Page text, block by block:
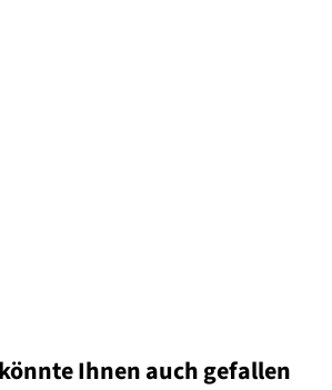
Ihnen auch gefallen